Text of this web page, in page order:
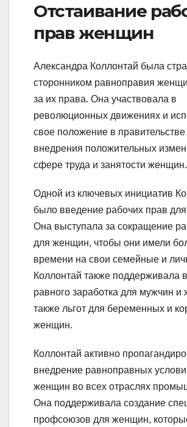
Отстаивание
прав женщин
Александра Коллонтай была
сторонником равноправия
за их права. Она участвовала в
революционных движениях и
свое положение в правительстве
внедрения положительных
сфере труда и занятости женщин.
Одной из ключевых инициатив
было введение рабочих прав
Она выступала за сокращение
для женщин, чтобы они имели
времени на свои семейные и
Коллонтай также поддерживала
равного заработка для мужчин
также льгот для беременных и
женщин.
Коллонтай активно
внедрение равноправных
женщин во всех отраслях
Она поддерживала создание
профсоюзов для женщин,